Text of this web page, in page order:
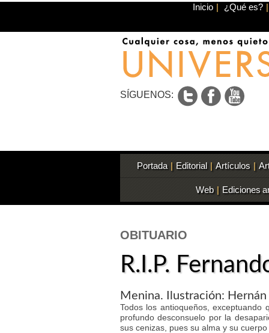
Inicio | ¿Qué es? |
SÍGUENOS:
Portada | Editorial | Artículos |
Web | Ediciones
OBITUARIO
R.I.P.
Menina. Ilustración: Hernán
Todos los antioqueños, exceptuando
profundo desconsuelo por la
sus cenizas, pues su alma y su